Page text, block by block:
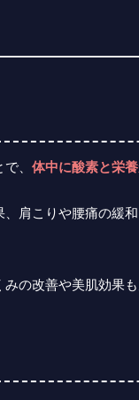
、 体中に酸素と栄
肩こりや腰痛の緩
の改善や美肌効果も